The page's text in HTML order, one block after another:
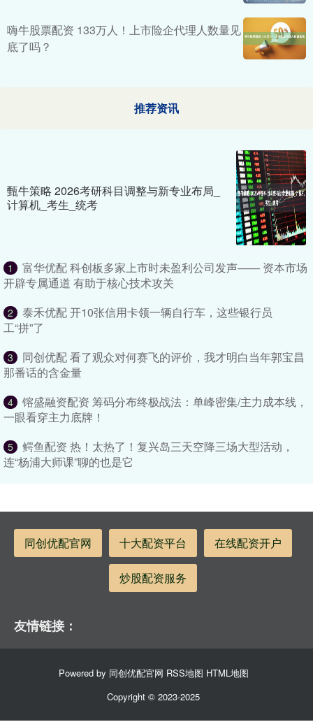
嗨牛股票配资 133万人！上市险企代理人数量见
底了吗？
推荐资讯
甄牛策略 2026考研科目调整与新专业布局_
计算机_考生_统考
1
富华优配 科创板多家上市时未盈利公司发声—— 资本市场
开辟专属通道 有助于核心技术攻关
2
泰禾优配 开10张信用卡领一辆自行车，这些银行员
工“拼”了
3
同创优配 看了观众对何赛飞的评价，我才明白当年郭宝昌
那番话的含金量
4
镕盛融资配资 筹码分布终极战法：单峰密集/主力成本线，
一眼看穿主力底牌！
5
鳄鱼配资 热！太热了！复兴岛三天空降三场大型活动，
连“杨浦大师课”聊的也是它
同创优配官网 十大配资平台 在线配资开户
炒股配资服务
友情链接：
Powered by 同创优配官网 RSS地图 HTML地图
Copyright © 2023-2025